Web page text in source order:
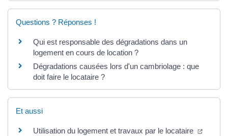
Questions ? Réponses !
Qui est responsable des dégradations dans un
logement en cours de location ?
Dégradations causées lors d'un cambriolage : que
doit faire le locataire ?
Et aussi
Utilisation du logement et travaux par le locataire